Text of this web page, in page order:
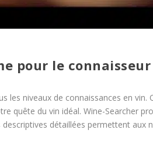
pour le connaisseur
les niveaux de connaissances en
quête du vin idéal. Wine-Searcher
détaillées permettent aux